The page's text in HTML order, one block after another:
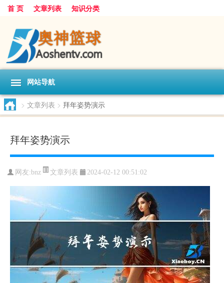
首 页 文章列表 知识分类
网站导航
> 文章列表 > 拜年姿势演示
拜年姿势演示
网友:bnz 文章列表 2024-02-12 00:51:02